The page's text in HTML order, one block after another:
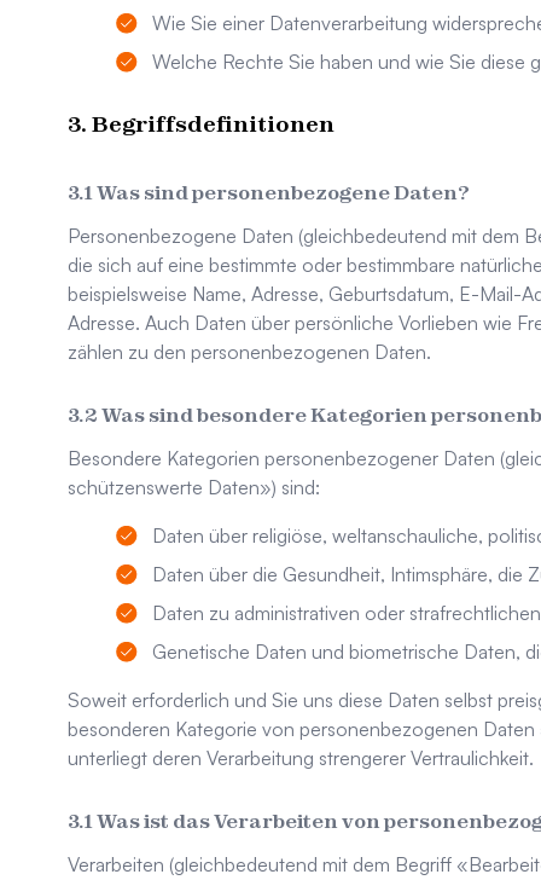
Wie Sie einer Datenverarbeitung
Welche Rechte Sie haben und wie Sie diese
Begriffsdefinitionen
Was sind personenbezogene Daten?
Personenbezogene Daten (gleichbedeutend mit dem
die sich auf eine bestimmte oder bestimmbare
beispielsweise Name, Adresse, Geburtsdatum, E-Mail-
Adresse. Auch Daten über persönliche Vorlieben wie
zählen zu den personenbezogenen Daten.
Was sind besondere Kategorien
Besondere Kategorien personenbezogener Daten
schützenswerte Daten») sind:
Daten über religiöse, weltanschauliche,
Daten über die Gesundheit, Intimsphäre, die
Daten zu administrativen oder
Genetische Daten und biometrische Daten,
Soweit erforderlich und Sie uns diese Daten selbst
besonderen Kategorie von personenbezogenen Daten
unterliegt deren Verarbeitung strengerer Vertraulichkeit.
Was ist das Verarbeiten von
Verarbeiten (gleichbedeutend mit dem Begriff